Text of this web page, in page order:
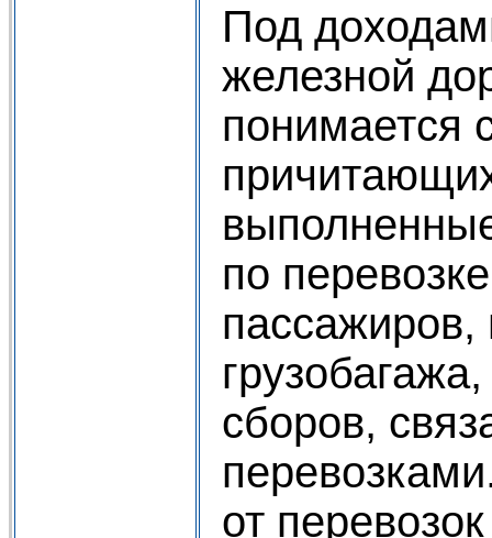
Под
железной
понимается
по
пассажиров,
сборов,
от